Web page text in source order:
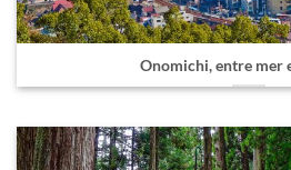
Onomichi, entre mer